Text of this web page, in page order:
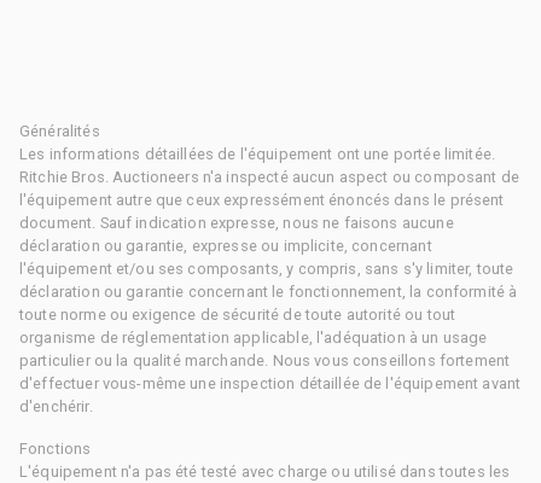
Généralités
Les informations détaillées de l'équipement ont une portée limitée.
Ritchie Bros. Auctioneers n'a inspecté aucun aspect ou composant de
l'équipement autre que ceux expressément énoncés dans le présent
document. Sauf indication expresse, nous ne faisons aucune
déclaration ou garantie, expresse ou implicite, concernant
l'équipement et/ou ses composants, y compris, sans s'y limiter, toute
déclaration ou garantie concernant le fonctionnement, la conformité à
toute norme ou exigence de sécurité de toute autorité ou tout
organisme de réglementation applicable, l'adéquation à un usage
particulier ou la qualité marchande. Nous vous conseillons fortement
d'effectuer vous-même une inspection détaillée de l'équipement avant
d'enchérir.
Fonctions
L'équipement n'a pas été testé avec charge ou utilisé dans toutes les